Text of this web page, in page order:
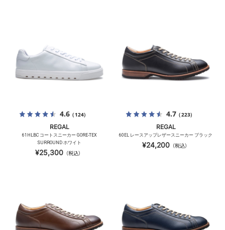
4.6（124）
REGAL
61HLBC コートスニーカー GORE-TEX
SURROUND ホワイト
¥25,300 （税込）
4.7（223）
REGAL
60EL レースアップレザースニーカー ブラック
¥24,200（税込）